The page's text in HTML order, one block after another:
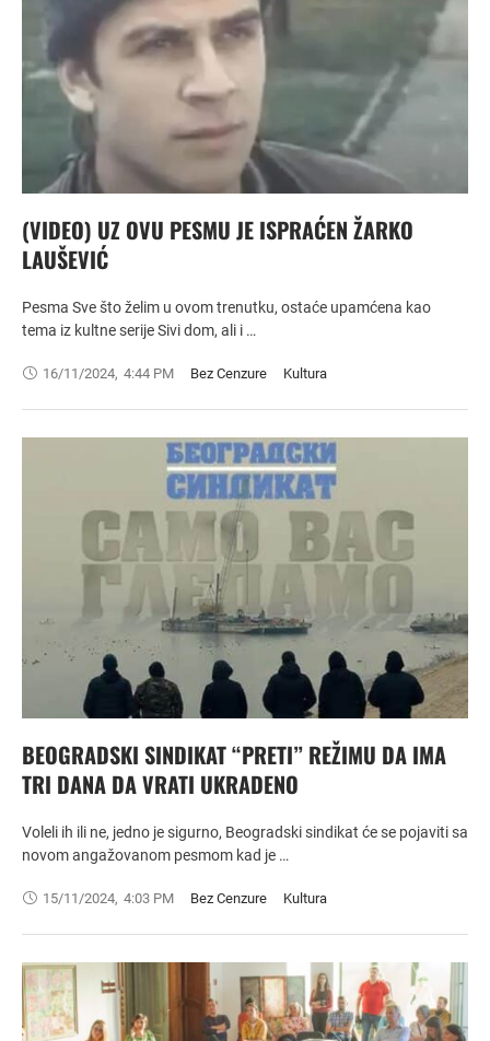
(VIDEO) UZ OVU PESMU JE ISPRAĆEN ŽARKO
LAUŠEVIĆ
Pesma Sve što želim u ovom trenutku, ostaće upamćena kao
tema iz kultne serije Sivi dom, ali i …
16/11/2024, 4:44 PM Bez Cenzure Kultura
BEOGRADSKI SINDIKAT “PRETI” REŽIMU DA IMA
TRI DANA DA VRATI UKRADENO
Voleli ih ili ne, jedno je sigurno, Beogradski sindikat će se pojaviti sa
novom angažovanom pesmom kad je …
15/11/2024, 4:03 PM Bez Cenzure Kultura